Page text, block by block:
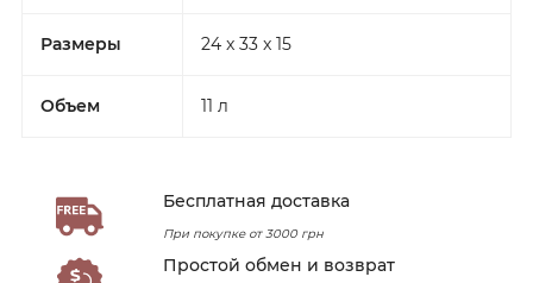
Размеры 24 x 33 x 15
Объем 11 л
Бесплатная доставка
При покупке от 3000 грн
Простой обмен и возврат